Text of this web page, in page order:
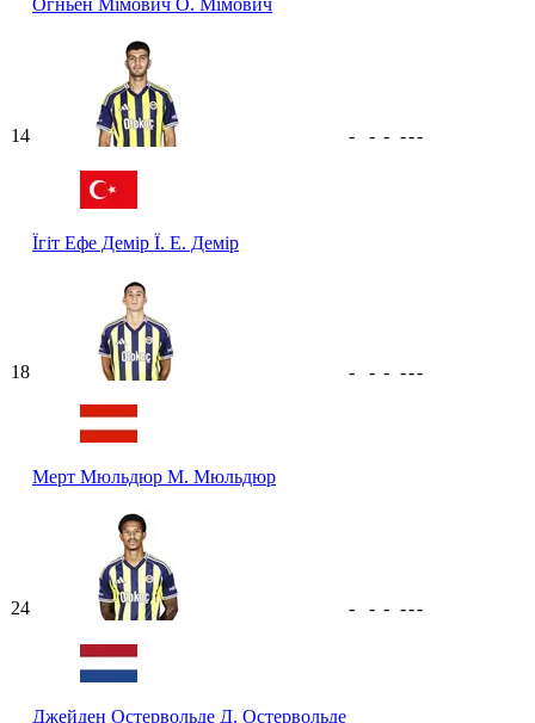
Огньен Мімович О. Мімович
14
Їгіт Ефе Демір Ї. Е. Демір
- - - ---
18
Мерт Мюльдюр М. Мюльдюр
- - - ---
24
Джейден Остервольде Д. Остервольде
- - - ---